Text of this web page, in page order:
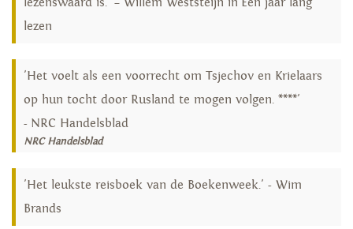
lezen
'Het voelt als een voorrecht om Tsjechov en Krielaars
op hun tocht door Rusland te mogen volgen. ****'
- NRC Handelsblad
NRC Handelsblad
'Het leukste reisboek van de Boekenweek.' - Wim
Brands